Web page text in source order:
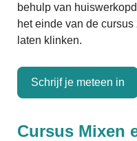
behulp van
het einde van de
laten klinken.
Schrijf je meteen in
Cursus Mixen